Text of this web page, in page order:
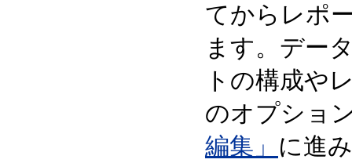
てからレポ
ます。デー
トの構成や
のオプショ
編集」 に進